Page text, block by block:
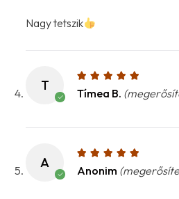
Nagy tetszik
T
Tímea B.
A
Anonim